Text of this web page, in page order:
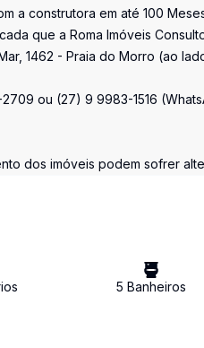
a construtora em até 100
que a Roma Imóveis
1462 - Praia do Morro (ao
ou (27) 9 9983-1516
dos imóveis podem sofrer
s 5 Banheiros